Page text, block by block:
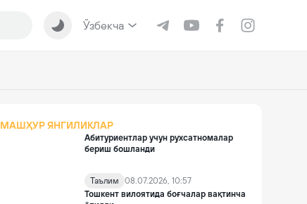
Ўзбекча
МАШҲУР ЯНГИЛИКЛАР
Абитуриентлар учун рухсатномалар
бериш бошланди
Таълим
08.07.2026, 10:57
Тошкент вилоятида боғчалар вақтинча